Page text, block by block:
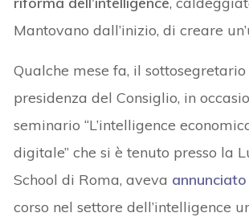
Mantovano dall’inizio, di creare
Qualche mese fa, il
presidenza del Consiglio, in
seminario “L’intelligence
digitale” che si è tenuto presso la
School di Roma, aveva annunciato
corso nel settore dell’intelligence